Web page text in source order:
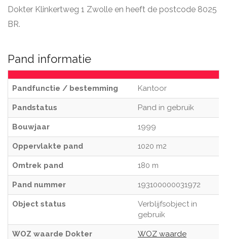
Dokter Klinkertweg 1 Zwolle en heeft de postcode 8025
BR.
Pand informatie
Pandfunctie / bestemming Kantoor
Pandstatus Pand in gebruik
Bouwjaar 1999
Oppervlakte pand 1020 m2
Omtrek pand 180 m
Pand nummer 193100000031972
Object status
Verblijfsobject in
gebruik
WOZ waarde Dokter
WOZ waarde